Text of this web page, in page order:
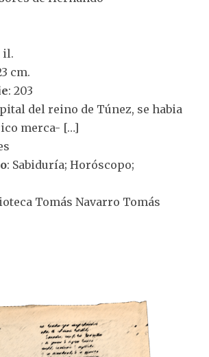
il.
cm.
: 203
del reino de Túnez, se habia
merca- […]
: Sabiduría; Horóscopo;
Tomás Navarro Tomás